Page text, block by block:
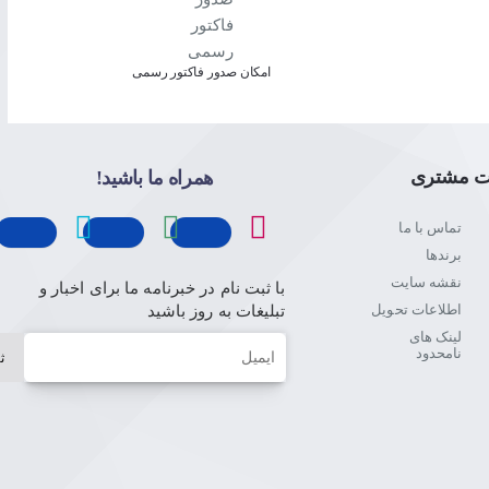
موس میراژ ردراگون با نوارهای نورانی در اطراف خود زیبایی منحصر به فرد، خیره کننده و نمایی حرفه ای دارد، این نوار های RGB در اطراف دکمه اسکرول در قسمت میانی و کناری
امکان صدور فاکتور رسمی
مشتری
تماس با ما
برندها
نقشه سایت
اطلاعات تحویل
لینک های
نامحدود
همراه ما باشید!
با ثبت نام در خبرنامه ما برای اخبار و
تبلیغات به روز باشید
ایمیل